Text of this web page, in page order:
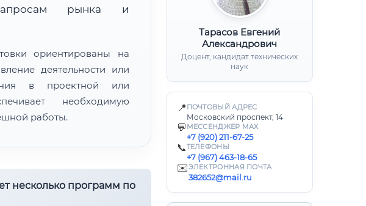
Тарасов Евгений
Александрович
Доцент, кандидат технических
наук
📍 ПОЧТОВЫЙ АДРЕС
Московский проспект, 14
💬 МЕССЕНДЖЕР MAX
+7 (920) 211-67-25
📞ТЕЛЕФОНЫ
+7 (967) 463-18-65
✉️ЭЛЕКТРОННАЯ ПОЧТА
382652@mail.ru
запросам рынка и
ориентированы на
деятельности или
в проектной или
необходимую
работы.
несколько программ по